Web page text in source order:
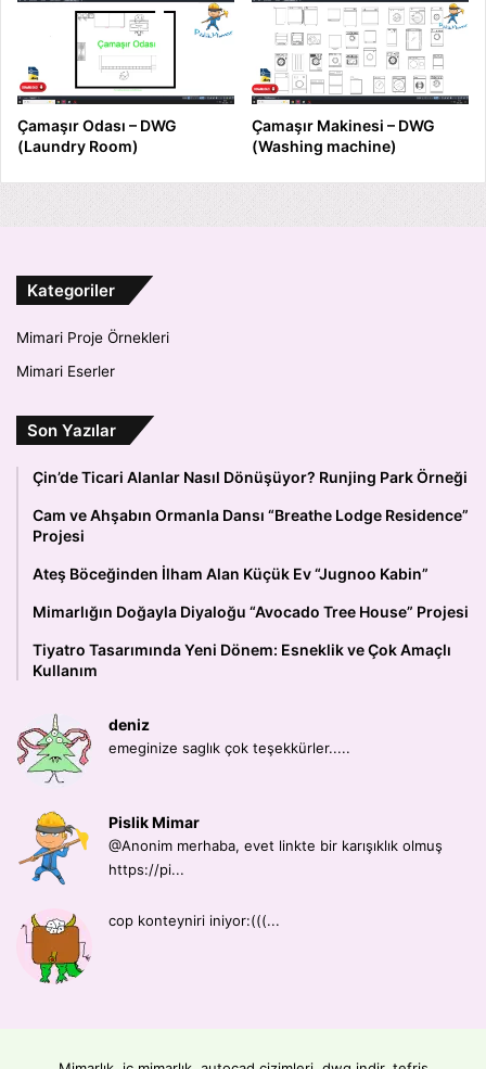
Çamaşır Odası – DWG
(Laundry Room)
Çamaşır Makinesi – DWG
(Washing machine)
Kategoriler
Mimari Proje Örnekleri
Mimari Eserler
Son Yazılar
Çin’de Ticari Alanlar Nasıl Dönüşüyor? Runjing Park Örneği
Cam ve Ahşabın Ormanla Dansı “Breathe Lodge Residence”
Projesi
Ateş Böceğinden İlham Alan Küçük Ev “Jugnoo Kabin”
Mimarlığın Doğayla Diyaloğu “Avocado Tree House” Projesi
Tiyatro Tasarımında Yeni Dönem: Esneklik ve Çok Amaçlı
Kullanım
deniz
emeginize saglık çok teşekkürler.....
Pislik Mimar
@Anonim merhaba, evet linkte bir karışıklık olmuş
https://pi...
cop konteyniri iniyor:(((...